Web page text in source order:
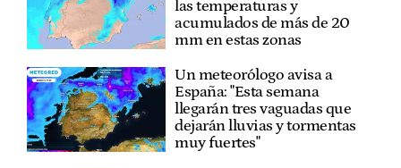
las temperaturas y
acumulados de más de 20
mm en estas zonas
Un meteorólogo avisa a
España: "Esta semana
llegarán tres vaguadas que
dejarán lluvias y tormentas
muy fuertes"